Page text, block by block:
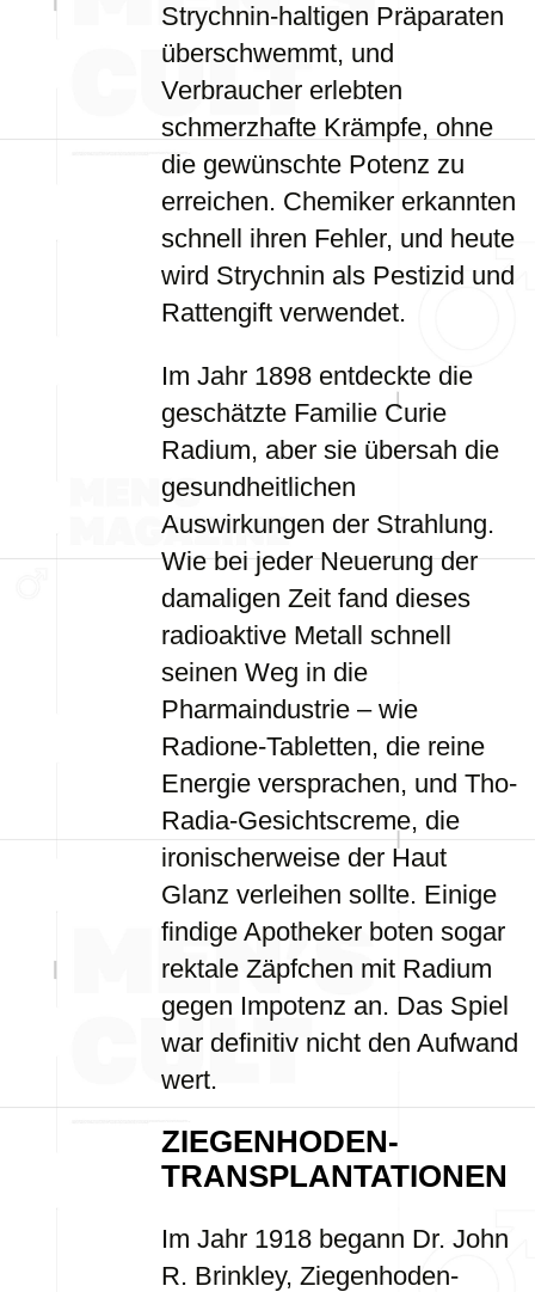
Strychnin-haltigen Präparaten
überschwemmt, und
Verbraucher erlebten
schmerzhafte Krämpfe, ohne
die gewünschte Potenz zu
erreichen. Chemiker erkannten
schnell ihren Fehler, und heute
wird Strychnin als Pestizid und
Rattengift verwendet.
Im Jahr 1898 entdeckte die
geschätzte Familie Curie
Radium, aber sie übersah die
gesundheitlichen
Auswirkungen der Strahlung.
Wie bei jeder Neuerung der
damaligen Zeit fand dieses
radioaktive Metall schnell
seinen Weg in die
Pharmaindustrie – wie
Radione-Tabletten, die reine
Energie versprachen, und Tho-
Radia-Gesichtscreme, die
ironischerweise der Haut
Glanz verleihen sollte. Einige
findige Apotheker boten sogar
rektale Zäpfchen mit Radium
gegen Impotenz an. Das Spiel
war definitiv nicht den Aufwand
wert.
ZIEGENHODEN-
TRANSPLANTATIONEN
Im Jahr 1918 begann Dr. John
R. Brinkley, Ziegenhoden-